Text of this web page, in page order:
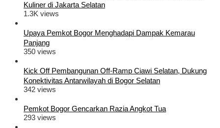
Kuliner di Jakarta Selatan
1.3K views
Upaya Pemkot Bogor Menghadapi Dampak Kemarau
Panjang
350 views
Kick Off Pembangunan Off-Ramp Ciawi Selatan, Dukung
Konektivitas Antarwilayah di Bogor Selatan
342 views
Pemkot Bogor Gencarkan Razia Angkot Tua
293 views